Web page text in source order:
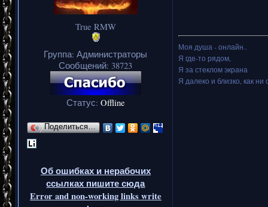
True RMW
Группа: Администраторы
Сообщений: 38723
Статус: Offline
Поделиться…
Об ошибках и нерабочих
ссылках пишите сюда
Error and non-working links write
Моя душа - онлайн..
Я где-то рядом,
Я за стеклом экрана
Я далеко и близко, как ни